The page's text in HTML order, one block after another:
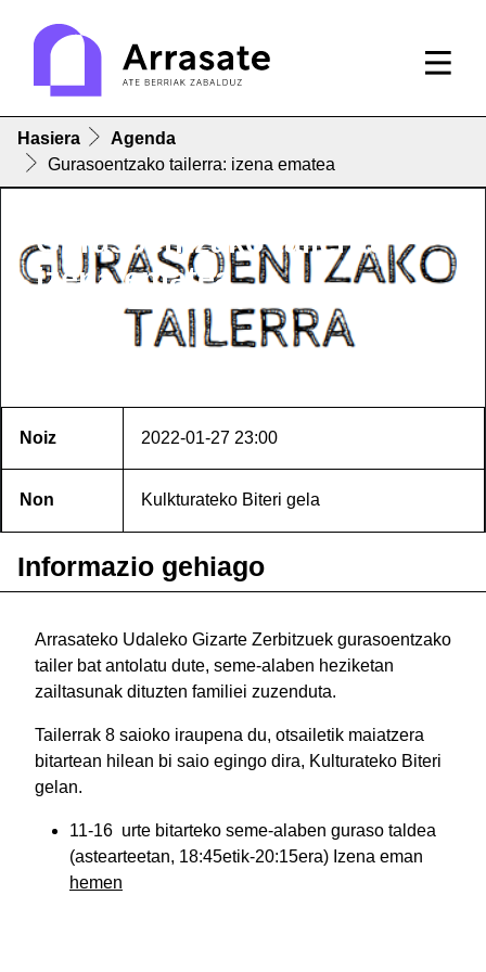
Hasiera
Agenda
Gurasoentzako tailerra: izena ematea
Gurasoentzako tailerra:
izena ematea
Noiz 2022-01-27 23:00
Non Kulkturateko Biteri gela
Informazio gehiago
Arrasateko Udaleko Gizarte Zerbitzuek gurasoentzako
tailer bat antolatu dute, seme-alaben heziketan
zailtasunak dituzten familiei zuzenduta.
Tailerrak 8 saioko iraupena du, otsailetik maiatzera
bitartean hilean bi saio egingo dira, Kulturateko Biteri
gelan.
11-16 urte bitarteko seme-alaben guraso taldea
(astearteetan, 18:45etik-20:15era) Izena eman
hemen